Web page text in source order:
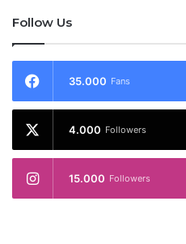
Follow Us
35.000 Fans
4.000 Followers
15.000 Followers